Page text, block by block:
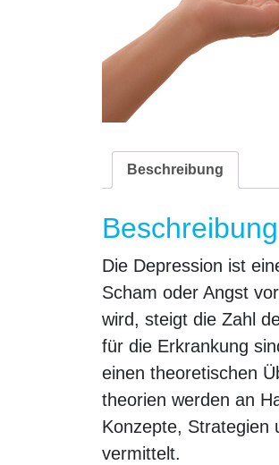
Beschreibung
Beschreibung
Die Depression ist
Scham oder Angst
wird, steigt die Zahl
für die Erkrankung
einen theoretischen
theorien werden an
Konzepte, Strategien
vermittelt.